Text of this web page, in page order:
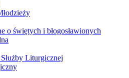
o świętych i błogosławionych
Liturgicznej